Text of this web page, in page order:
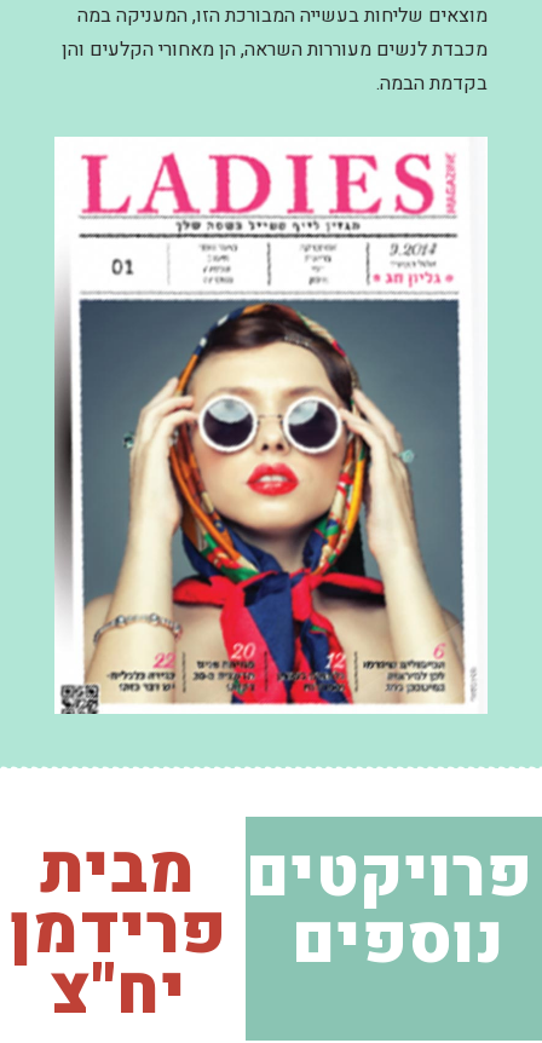
מוצאים שליחות בעשייה המבורכת הזו, המעניקה במה
מכבדת לנשים מעוררות השראה, הן מאחורי הקלעים והן
בקדמת הבמה.
פרויקטים
נוספים
מבית
פרידמן
יח"צ